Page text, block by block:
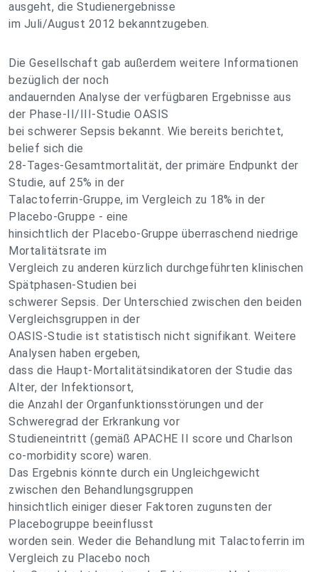
ausgeht, die Studienergebnisse
im Juli/August 2012 bekanntzugeben.
Die Gesellschaft gab außerdem weitere Informationen
bezüglich der noch
andauernden Analyse der verfügbaren Ergebnisse aus
der Phase-II/III-Studie OASIS
bei schwerer Sepsis bekannt. Wie bereits berichtet,
belief sich die
28-Tages-Gesamtmortalität, der primäre Endpunkt der
Studie, auf 25% in der
Talactoferrin-Gruppe, im Vergleich zu 18% in der
Placebo-Gruppe - eine
hinsichtlich der Placebo-Gruppe überraschend niedrige
Mortalitätsrate im
Vergleich zu anderen kürzlich durchgeführten klinischen
Spätphasen-Studien bei
schwerer Sepsis. Der Unterschied zwischen den beiden
Vergleichsgruppen in der
OASIS-Studie ist statistisch nicht signifikant. Weitere
Analysen haben ergeben,
dass die Haupt-Mortalitätsindikatoren der Studie das
Alter, der Infektionsort,
die Anzahl der Organfunktionsstörungen und der
Schweregrad der Erkrankung vor
Studieneintritt (gemäß APACHE II score und Charlson
co-morbidity score) waren.
Das Ergebnis könnte durch ein Ungleichgewicht
zwischen den Behandlungsgruppen
hinsichtlich einiger dieser Faktoren zugunsten der
Placebogruppe beeinflusst
worden sein. Weder die Behandlung mit Talactoferrin im
Vergleich zu Placebo noch